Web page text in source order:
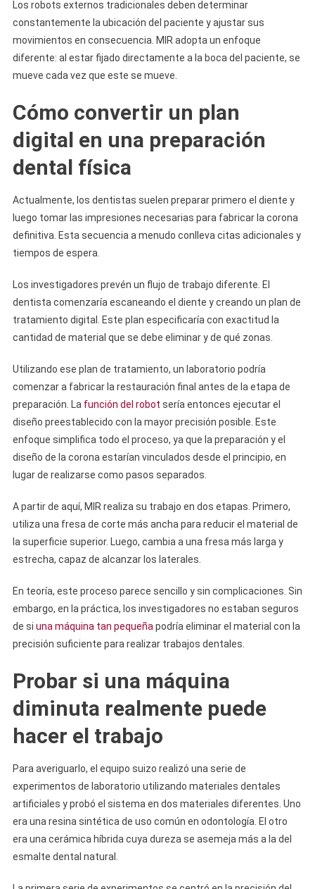
Los robots externos tradicionales deben determinar
constantemente la ubicación del paciente y ajustar sus
movimientos en consecuencia. MIR adopta un enfoque
diferente: al estar fijado directamente a la boca del paciente, se
mueve cada vez que este se mueve.
Cómo convertir un plan
digital en una preparación
dental física
Actualmente, los dentistas suelen preparar primero el diente y
luego tomar las impresiones necesarias para fabricar la corona
definitiva. Esta secuencia a menudo conlleva citas adicionales y
tiempos de espera.
Los investigadores prevén un flujo de trabajo diferente. El
dentista comenzaría escaneando el diente y creando un plan de
tratamiento digital. Este plan especificaría con exactitud la
cantidad de material que se debe eliminar y de qué zonas.
Utilizando ese plan de tratamiento, un laboratorio podría
comenzar a fabricar la restauración final antes de la etapa de
preparación. La función del robot sería entonces ejecutar el
diseño preestablecido con la mayor precisión posible. Este
enfoque simplifica todo el proceso, ya que la preparación y el
diseño de la corona estarían vinculados desde el principio, en
lugar de realizarse como pasos separados.
A partir de aquí, MIR realiza su trabajo en dos etapas. Primero,
utiliza una fresa de corte más ancha para reducir el material de
la superficie superior. Luego, cambia a una fresa más larga y
estrecha, capaz de alcanzar los laterales.
En teoría, este proceso parece sencillo y sin complicaciones. Sin
embargo, en la práctica, los investigadores no estaban seguros
de si una máquina tan pequeñapodría eliminar el material con la
precisión suficiente para realizar trabajos dentales.
Probar si una máquina
diminuta realmente puede
hacer el trabajo
Para averiguarlo, el equipo suizo realizó una serie de
experimentos de laboratorio utilizando materiales dentales
artificiales y probó el sistema en dos materiales diferentes. Uno
era una resina sintética de uso común en odontología. El otro
era una cerámica híbrida cuya dureza se asemeja más a la del
esmalte dental natural.